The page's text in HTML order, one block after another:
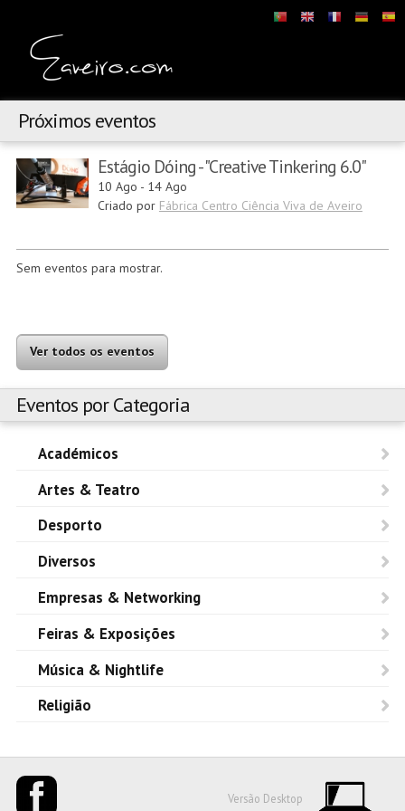
Próximos eventos
Estágio Dóing - "Creative Tinkering 6.0"
10 Ago - 14 Ago
Criado por Fábrica Centro Ciência Viva de Aveiro
Sem eventos para mostrar.
Ver todos os eventos
Eventos por Categoria
Académicos
Artes & Teatro
Desporto
Diversos
Empresas & Networking
Feiras & Exposições
Música & Nightlife
Religião
Versão Desktop